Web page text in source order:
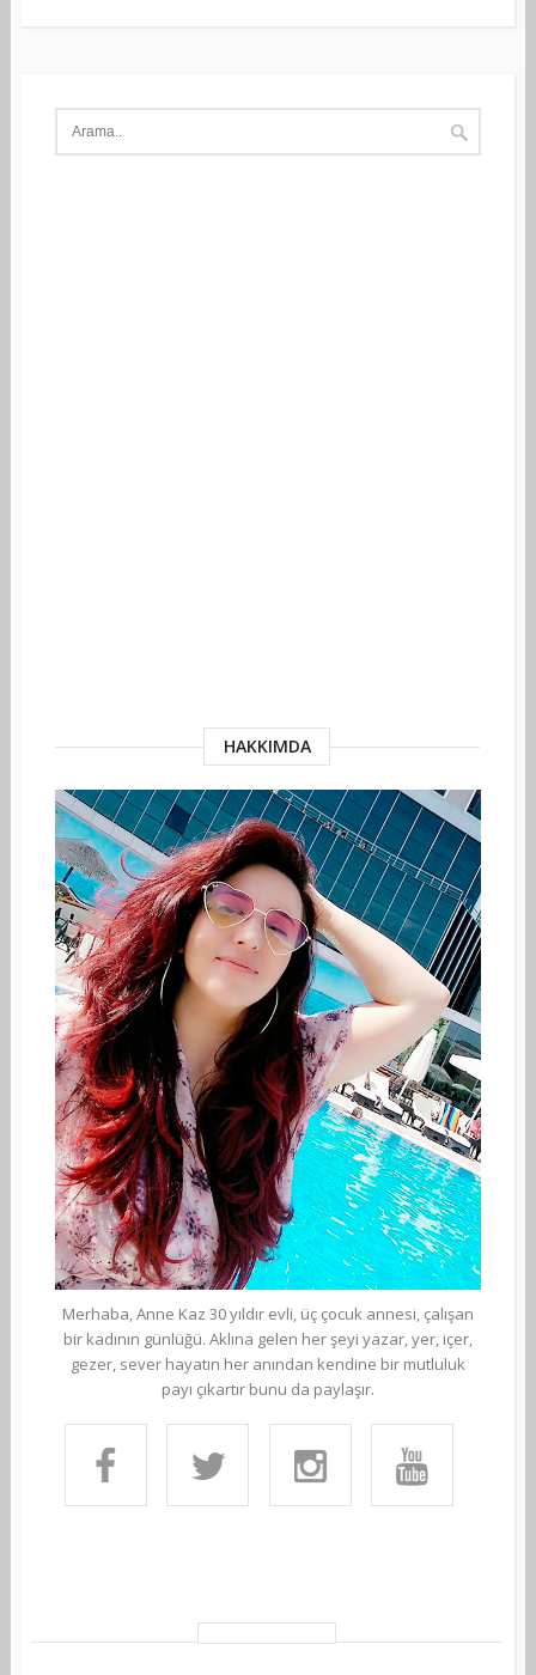
HAKKIMDA
Merhaba, Anne Kaz 30 yıldır evli, üç çocuk annesi, çalışan
bir kadının günlüğü. Aklına gelen her şeyi yazar, yer, içer,
gezer, sever hayatın her anından kendine bir mutluluk
payı çıkartır bunu da paylaşır.